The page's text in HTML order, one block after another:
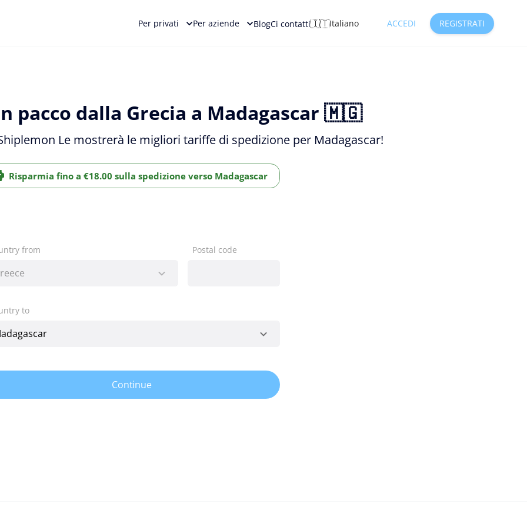
Per privati Per aziende BlogCi contatti🇮🇹Italiano ACCEDI REGISTRATI
pacco dalla Grecia a Madagascar 🇲🇬
Le mostrerà le migliori tariffe di spedizione per Madagascar!
Risparmia fino a €18.00 sulla spedizione verso Madagascar
from Postal code
to
Continue